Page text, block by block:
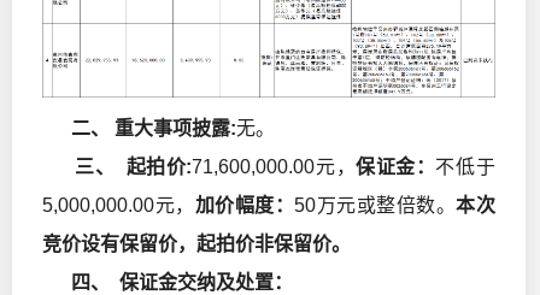
二、 重大事项披露:无。
三、 起拍价:71,600,000.00元，保证金： 不低于
5,000,000.00元， 加价幅度：50万元或整倍数。本次
竞价设有保留价，起拍价非保留价。
四、 保证金交纳及处置：